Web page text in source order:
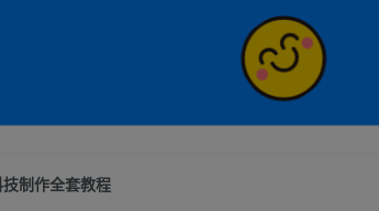
制作全套教程